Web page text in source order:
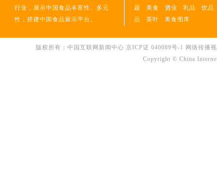
行业，展示中国食品丰富性、多元
性，搭建中国食品展示平台。
题
美食 酒业 乳品
饮品
品
茶叶 美食图库
版权所有：中国互联网新闻中心 京ICP证 040089号-1 网络传播
Copyright © China